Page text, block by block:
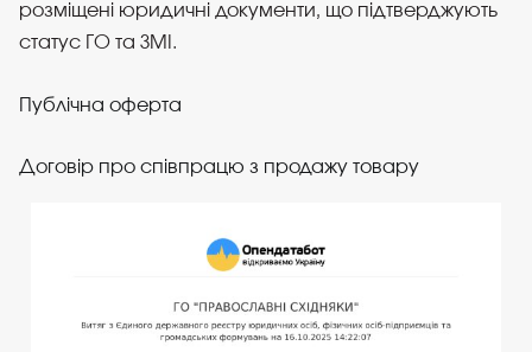
розміщені юридичні документи, що підтверджують
статус ГО та ЗМІ.
Публічна оферта
Договір про співпрацю з продажу товару